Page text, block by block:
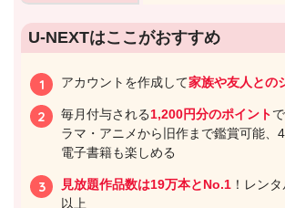
U-NEXTはここがおすすめ
アカウントを作成して家族や友人との
毎月付与される1,200円分のポイント
ラマ・アニメから旧作まで鑑賞可能、
電子書籍も楽しめる
見放題作品数は19万本とNo.1 ！レン
以上